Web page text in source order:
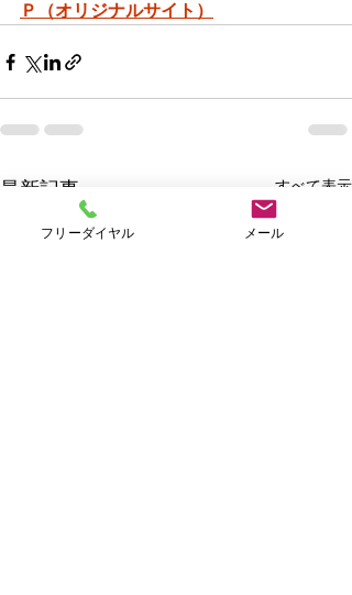
Ｐ（オリジナルサイト）
最新記事 すべて表示
フリーダイヤル メール